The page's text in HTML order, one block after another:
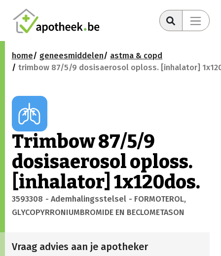
home geneesmiddelen
astma & copd
trimbow 87/5/9 dosisaerosol oploss. [inhalator]
Trimbow 87/5/9
dosisaerosol oploss.
[inhalator] 1x120dos.
3593308 - Ademhalingsstelsel - FORMOTEROL,
GLYCOPYRRONIUMBROMIDE EN BECLOMETASON
Vraag advies aan je apotheker